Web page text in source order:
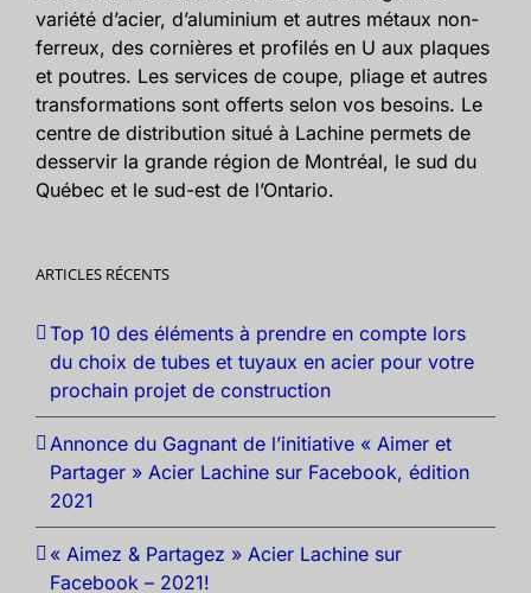
variété d’acier, d’aluminium et autres métaux non-
ferreux, des cornières et profilés en U aux plaques
et poutres. Les services de coupe, pliage et autres
transformations sont offerts selon vos besoins. Le
centre de distribution situé à Lachine permets de
desservir la grande région de Montréal, le sud du
Québec et le sud-est de l’Ontario.
ARTICLES RÉCENTS
Top 10 des éléments à prendre en compte lors
du choix de tubes et tuyaux en acier pour votre
prochain projet de construction
Annonce du Gagnant de l’initiative « Aimer et
Partager » Acier Lachine sur Facebook, édition
2021
« Aimez & Partagez » Acier Lachine sur
Facebook – 2021!